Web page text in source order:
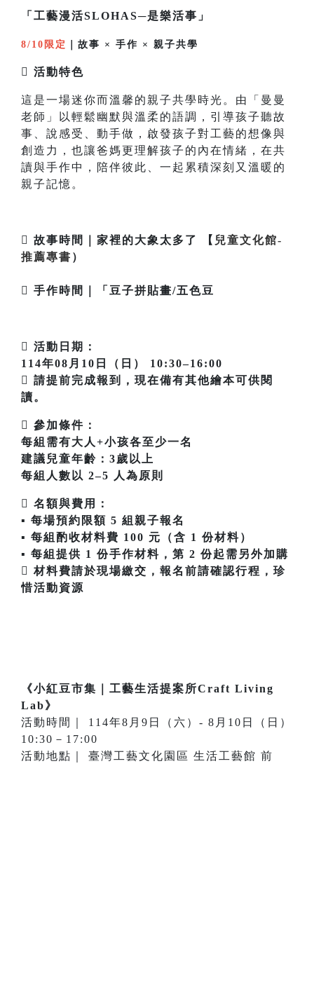
「工藝漫活SLOHAS─是樂活事」
8/10限定 ｜故事 × 手作 × 親子共學
 活動特色
這是一場迷你而溫馨的親子共學時光。由「曼曼
老師」以輕鬆幽默與溫柔的語調，引導孩子聽故
事、說感受、動手做，啟發孩子對工藝的想像與
創造力，也讓爸媽更理解孩子的內在情緒，在共
讀與手作中，陪伴彼此、一起累積深刻又溫暖的
親子記憶。
 故事時間｜家裡的大象太多了 【 兒童文化館-
推薦專書 ）
 手作時間｜「豆子拼貼畫/五色豆
 活動日期：
114年08月10日（日） 10:30–16:00
 請提前完成報到，現在備有其他繪本可供閱
讀。
 參加條件：
每組需有大人+小孩各至少一名
建議兒童年齡：3歲以上
每組人數以 2–5 人為原則
 名額與費用：
▪ 每場預約限額 5 組親子報名
▪ 每組酌收材料費 100 元（含 1 份材料）
▪ 每組提供 1 份手作材料，第 2 份起需另外加購
 材料費請於現場繳交，報名前請確認行程，珍
惜活動資源
《小紅豆市集｜工藝生活提案所Craft Living
Lab》
活動時間｜ 114年8月9日（六）- 8月10日（日）
10:30－17:00
活動地點｜ 臺灣工藝文化園區 生活工藝館 前